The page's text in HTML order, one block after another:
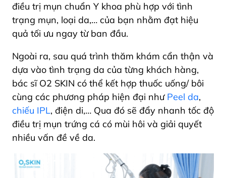
điều trị mụn chuẩn Y khoa phù hợp với tình
trạng mụn, loại da,… của bạn nhằm đạt hiệu
quả tối ưu ngay từ ban đầu.
Ngoài ra, sau quá trình thăm khám cẩn thận và
dựa vào tình trạng da của từng khách hàng,
bác sĩ O2 SKIN có thể kết hợp thuốc uống/ bôi
cùng các phương pháp hiện đại nhưPeel da,
chiếu IPL, điện di,… Qua đó sẽ đẩy nhanh tốc độ
điều trị mụn trứng cá có mùi hôi và giải quyết
nhiều vấn đề về da.